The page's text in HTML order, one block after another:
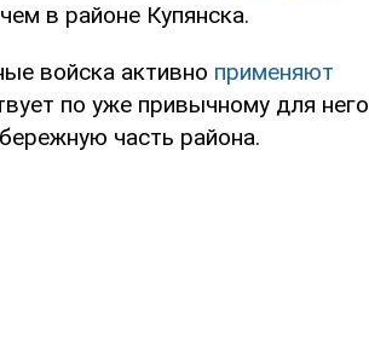
в районе Купянска.
войска активно применяют
по уже привычному для него
часть района.